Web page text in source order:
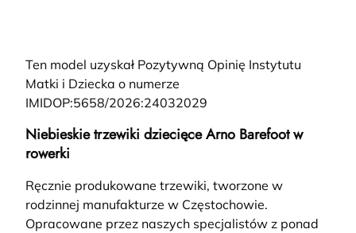
Ten model uzyskał Pozytywną Opinię Instytutu
Matki i Dziecka o numerze
IMIDOP:5658/2026:24032029
Niebieskie trzewiki dziecięce Arno Barefoot w
rowerki
Ręcznie produkowane trzewiki, tworzone w
rodzinnej manufakturze w Częstochowie.
Opracowane przez naszych specjalistów z ponad